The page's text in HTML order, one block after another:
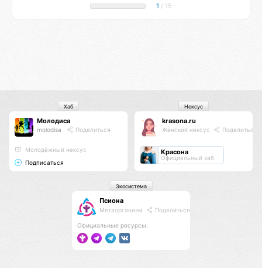
1 / 15
Молодиса
molodisa Поделиться
Молодёжный нексус
Подписаться
Хаб
krasona.ru
Женский нексус Поделиться
Красона
Официальный хаб
Нексус
Псиона
Метаорганизм Поделиться
Официальные ресурсы:
Экосистема